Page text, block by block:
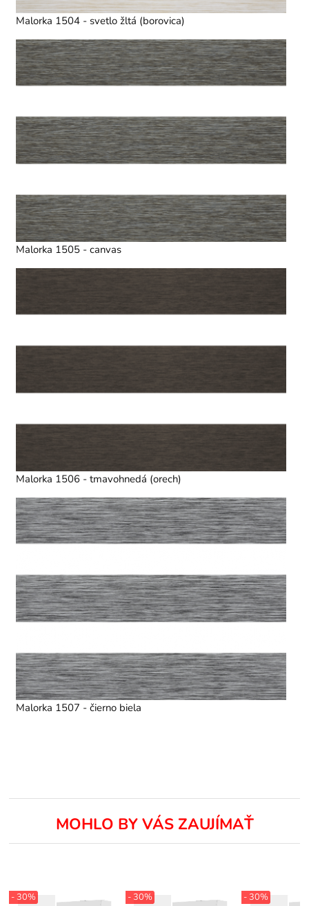
Malorka 1504 - svetlo žltá (borovica)
Malorka 1505 - canvas
Malorka 1506 - tmavohnedá (orech)
Malorka 1507 - čierno biela
MOHLO BY VÁS ZAUJÍMAŤ
- 30% - 30% - 30%